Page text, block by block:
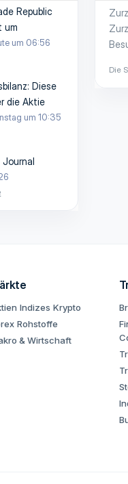
Republic
um
um 06:56
Diese
die Aktie
um 10:35
Die
Indizes Krypto
Rohstoffe
& Wirtschaft